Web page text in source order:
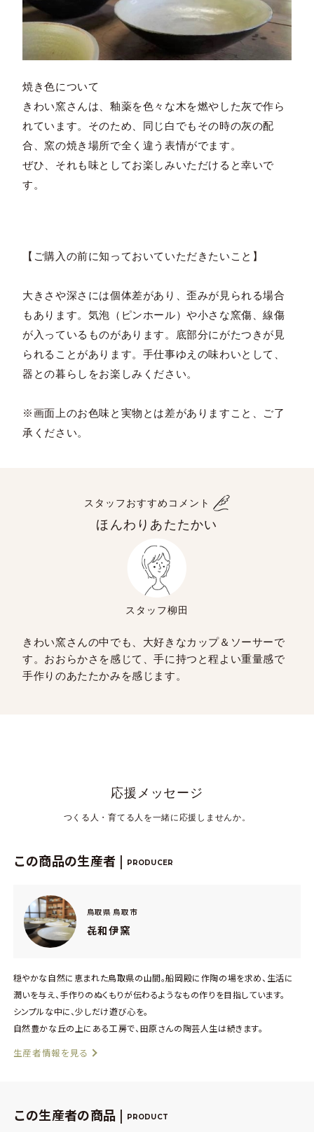
焼き色について
きわい窯さんは、釉薬を色々な木を燃やした灰で作ら
れています。そのため、同じ白でもその時の灰の配
合、窯の焼き場所で全く違う表情がでます。
ぜひ、それも味としてお楽しみいただけると幸いで
す。
【ご購入の前に知っておいていただきたいこと】
大きさや深さには個体差があり、歪みが見られる場合
もあります。気泡（ピンホール）や小さな窯傷、線傷
が入っているものがあります。底部分にがたつきが見
られることがあります。手仕事ゆえの味わいとして、
器との暮らしをお楽しみください。
※画面上のお色味と実物とは差がありますこと、ご了
承ください。
スタッフおすすめコメント
ほんわりあたたかい
スタッフ柳田
きわい窯さんの中でも、大好きなカップ＆ソーサーで
す。おおらかさを感じて、手に持つと程よい重量感で
手作りのあたたかみを感じます。
応援メッセージ
つくる人・育てる人を一緒に応援しませんか。
この商品の生産者 | PRODUCER
鳥取県 鳥取市
㐂和伊窯
穏やかな自然に恵まれた鳥取県の山間。船岡殿に作陶の場を求め、生活に
潤いを与え、手作りのぬくもりが伝わるようなもの作りを目指しています。
シンプルな中に、少しだけ遊び心を。
自然豊かな丘の上にある工房で、田原さんの陶芸人生は続きます。
生産者情報を見る
この生産者の商品 | PRODUCT